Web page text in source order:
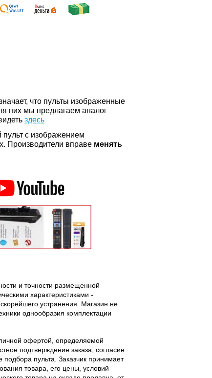
что пульты изображенные
них мы предлагаем аналог
здесь
с изображением
Производители вправе менять
и точности размещенной
характеристиками -
устранения. Магазин не
однообразия комплектации
офертой, определяемой
подтверждение заказа, согласие
пульта. Заказчик принимает
товара, его цены, условий